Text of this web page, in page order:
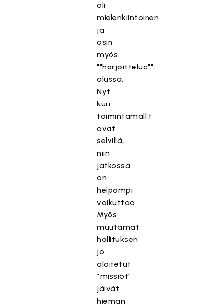
oli
mielenkiintoinen
ja
osin
myös
""harjoittelua""
alussa.
Nyt
kun
toimintamallit
ovat
selvillä,
niin
jatkossa
on
helpompi
vaikuttaa.
Myös
muutamat
hallituksen
jo
aloitetut
”missiot”
jäivät
hieman